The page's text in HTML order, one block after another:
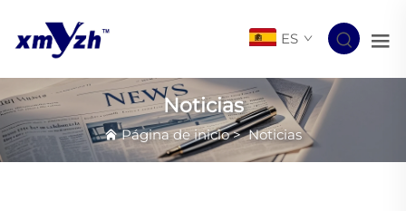
ES
Noticias
Página de inicio>Noticias